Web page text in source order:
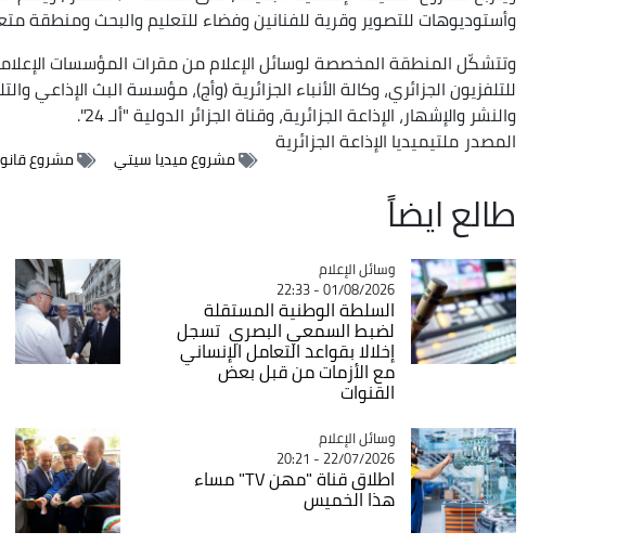
وأستوديوهات للتصوير وقرية للفنانين وفضاء للتعليم والبحث ومنطقة
وتتشكّل المنطقة المخصصة لوسائل الإعلام من مقرات المؤسسات
للتلفزيون الجزائري، وكالة الأنباء الجزائرية (وأج)، مؤسسة البث الإذاعي
والنشر والإشهار، الإذاعة الجزائرية، وقناة الجزائر الدولية "ألـ 24".
المصدر ملتيميديا الإذاعة الجزائرية
مشروع ميديا سيتي مشروع قانون
طالع ايضاً
Catégorie
وسائل الإعلام
01/08/2026 - 22:33
السلطة الوطنية المستقلة
لضبط السمعي البصري تسجل
إخلالا بقواعد التعامل الإنساني
مع الأزمات من قبل بعض
القنوات
Catégorie
وسائل الإعلام
22/07/2026 - 20:21
اطلاق قناة "مهن TV" مساء
هذا الخميس